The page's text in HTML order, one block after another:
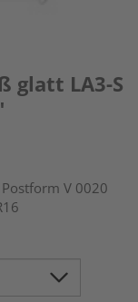
glatt LA3-S
V 0020